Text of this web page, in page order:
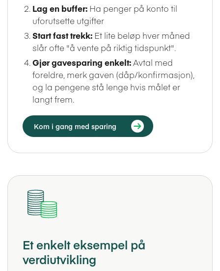
Lag en buffer: Ha penger på konto til
uforutsette utgifter
Start fast trekk: Et lite beløp hver måned
slår ofte "å vente på riktig tidspunkt".
Gjør gavesparing enkelt:Avtal med
foreldre, merk gaven (dåp/konfirmasjon),
og la pengene stå lenge hvis målet er
langt frem.
Kom i gang med sparing
Et enkelt eksempel på
verdiutvikling